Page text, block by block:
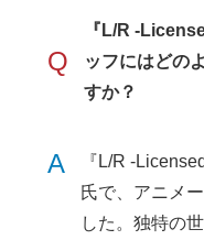
Q
『L/R -
ッフにはどの
すか？
A
『L/R -
氏で、アニメ
した。独特の